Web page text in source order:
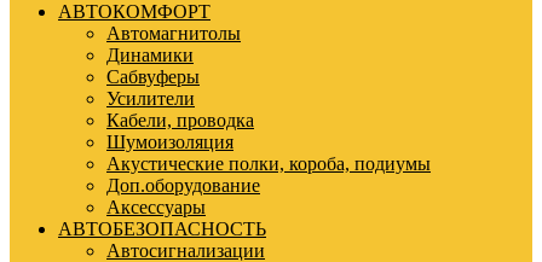
АВТОКОМФОРТ
Автомагнитолы
Динамики
Сабвуферы
Усилители
Кабели, проводка
Шумоизоляция
Акустические полки, короба, подиумы
Доп.оборудование
Аксессуары
АВТОБЕЗОПАСНОСТЬ
Автосигнализации